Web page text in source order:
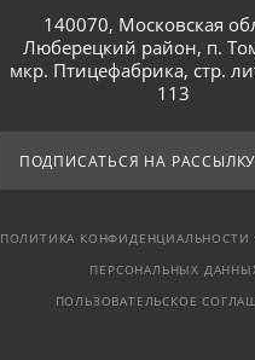
140070, Московская
Люберецкий район, п.
мкр. Птицефабрика, стр.
113
ПОДПИСАТЬСЯ НА РАССЫЛКУ
ПОЛИТИКА КОНФИДЕНЦИАЛЬНОСТИ
ПЕРСОНАЛЬНЫХ
ПОЛЬЗОВАТЕЛЬСКОЕ